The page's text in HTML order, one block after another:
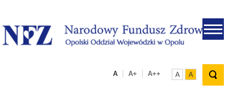
.
A A+ A++ A A